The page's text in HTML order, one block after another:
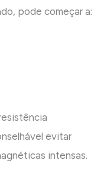
pode começar a:
evitar
intensas.